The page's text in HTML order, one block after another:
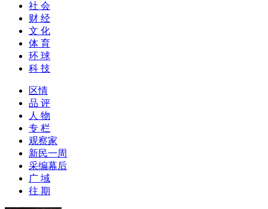
社 会
财 经
文 化
体 育
环 球
科 技
区情
品 评
人 物
专 栏
观察家
新民一周
采编幕后
广 域
往 期